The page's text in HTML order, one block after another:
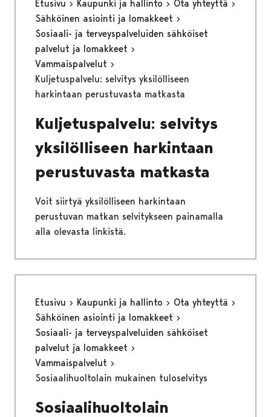
Etusivu Kaupunki ja hallinto
Ota yhteyttä
Sähköinen asiointi ja lomakkeet
Sosiaali- ja terveyspalveluiden sähköiset
palvelut ja lomakkeet
Vammaispalvelut
Kuljetuspalvelu: selvitys yksilölliseen
harkintaan perustuvasta matkasta
Kuljetuspalvelu: selvitys
yksilölliseen harkintaan
perustuvasta matkasta
Voit siirtyä yksilölliseen harkintaan
perustuvan matkan selvitykseen painamalla
alla olevasta linkistä.
Etusivu Kaupunki ja hallinto
Ota yhteyttä
Sähköinen asiointi ja lomakkeet
Sosiaali- ja terveyspalveluiden sähköiset
palvelut ja lomakkeet
Vammaispalvelut
Sosiaalihuoltolain mukainen tuloselvitys
Sosiaalihuoltolain